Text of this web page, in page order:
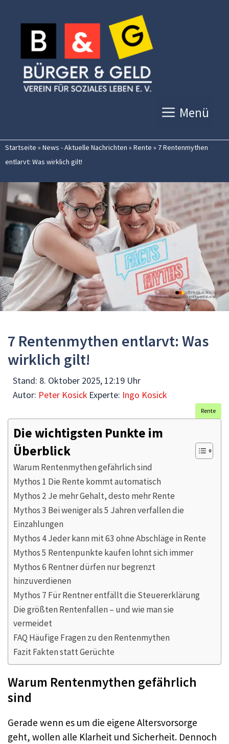
Inhalt
springen
Menü
Startseite » News - Aktuelle Nachrichten » Rente » 7 Rentenmythen
entlarvt: Was wirklich gilt!
7 Rentenmythen entlarvt: Was
wirklich gilt!
Stand: 8. Oktober 2025, 12:19 Uhr
Autor: Peter Kosick Experte: Ingo Kosick
Rente
Die wichtigsten Punkte im
Überblick
Warum Rentenmythen gefährlich sind
Mythos 1 Die Rente kommt automatisch
Mythos 2 Je mehr Gehalt, desto mehr Rente
Mythos 3 Bei weniger als 5 Jahren verfallen die
Einzahlungen
Mythos 4 Jeder kann mit 63 ohne Abschläge in Rente
Mythos 5 Rentenpunkte kaufen lohnt sich immer
Mythos 6 Rentner dürfen nur begrenzt
hinzuverdienen
Mythos 7 Für Rentner entfällt die Steuererklärung
Die größten Rentenfallen – und wie man sie
vermeidet
FAQ Häufige Fragen zu den Rentenmythen
Fazit Fakten statt Gerüchte
Warum Rentenmythen gefährlich
sind
Gerade wenn es um die eigene Altersvorsorge
geht, wollen alle Klarheit und Sicherheit. Dennoch